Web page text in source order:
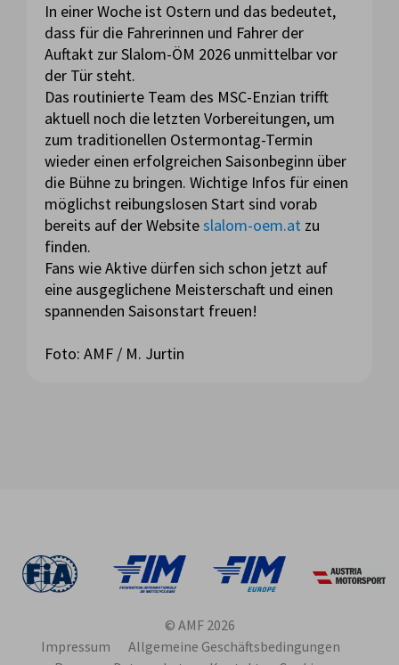
In einer Woche ist Ostern und das bedeutet,
dass für die Fahrerinnen und Fahrer der
Auftakt zur Slalom-ÖM 2026 unmittelbar vor
der Tür steht.
Das routinierte Team des MSC-Enzian trifft
aktuell noch die letzten Vorbereitungen, um
zum traditionellen Ostermontag-Termin
wieder einen erfolgreichen Saisonbeginn über
die Bühne zu bringen. Wichtige Infos für einen
möglichst reibungslosen Start sind vorab
bereits auf der Websiteslalom-oem.at zu
finden.
Fans wie Aktive dürfen sich schon jetzt auf
eine ausgeglichene Meisterschaft und einen
spannenden Saisonstart freuen!
Foto: AMF / M. Jurtin
© AMF 2026
Impressum
Allgemeine Geschäftsbedingungen